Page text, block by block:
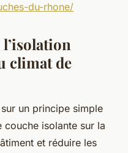
du-rhone/
climat de
un principe simple
isolante sur la
et réduire les